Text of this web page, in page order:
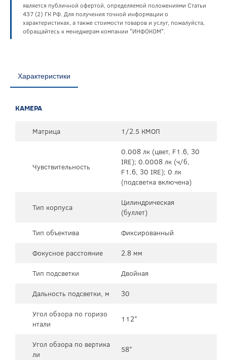
является публичной офертой, определяемой положениями Статьи
437 (2) ГК РФ. Для получения точной информации о
характеристиках, а также стоимости товаров и услуг, пожалуйста,
обращайтесь к менеджерам компании "ИНФОКОМ".
Характеристики
КАМЕРА
Матрица 1/2.5 КМОП
Чувствительность
0.008 лк (цвет, F1.6, 30
IRE); 0.0008 лк (ч/б,
F1.6, 30 IRE); 0 лк
(подсветка включена)
Тип корпуса
Цилиндрическая
(буллет)
Тип объектива
Фиксированный
Фокусное расстояние
2.8 мм
Тип подсветки
Двойная
Дальность подсветки, м
30
Угол обзора по горизо
нтали
112°
Угол обзора по вертика
ли
58°